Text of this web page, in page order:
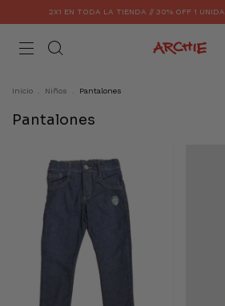
2X1 EN TODA LA TIENDA // 30% OFF 1 UNIDAD
Inicio Niños Pantalones
Pantalones